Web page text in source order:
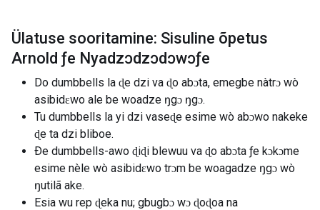
Ülatuse sooritamine: Sisuline õpetus
Arnold ƒe Nyadzɔdzɔdɔwɔƒe
Do dumbbells la ɖe dzi va ɖo abɔta, emegbe nàtrɔ wò
asibidɛwo ale be woadze ŋgɔ ŋgɔ.
Tu dumbbells la yi dzi vaseɖe esime wò abɔwo nakeke
ɖe ta dzi bliboe.
Ðe dumbbells-awo ɖiɖi blewuu va ɖo abɔta ƒe kɔkɔme
esime nèle wò asibidɛwo trɔm be woagadze ŋgɔ wò
ŋutilã ake.
Esia wu rep ɖeka nu; gbugbɔ wɔ ɖoɖoa na